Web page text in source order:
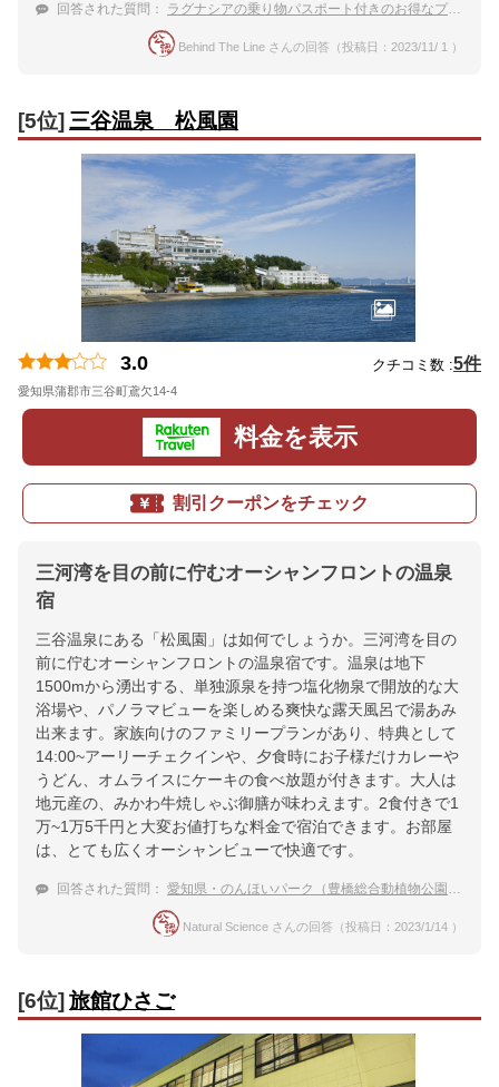
回答された質問： ラグナシアの乗り物パスポート付きのお得なプランのある温泉宿を教えてください
Behind The Line さんの回答（投稿日：2023/11/ 1 ）
[5位] 三谷温泉 松風園
3.0 クチコミ数 :5件
愛知県蒲郡市三谷町鳶欠14-4
料金を表示
割引クーポンをチェック
三河湾を目の前に佇むオーシャンフロントの温泉
宿
三谷温泉にある「松風園」は如何でしょうか。三河湾を目の
前に佇むオーシャンフロントの温泉宿です。温泉は地下
1500mから湧出する、単独源泉を持つ塩化物泉で開放的な大
浴場や、パノラマビューを楽しめる爽快な露天風呂で湯あみ
出来ます。家族向けのファミリープランがあり、特典として
14:00~アーリーチェクインや、夕食時にお子様だけカレーや
うどん、オムライスにケーキの食べ放題が付きます。大人は
地元産の、みかわ牛焼しゃぶ御膳が味わえます。2食付きで1
万~1万5千円と大変お値打ちな料金で宿泊できます。お部屋
は、とても広くオーシャンビューで快適です。
回答された質問： 愛知県・のんほいパーク（豊橋総合動植物公園)で遊んだ後、温泉に宿泊したい。
Natural Science さんの回答（投稿日：2023/1/14 ）
[6位]旅館ひさご